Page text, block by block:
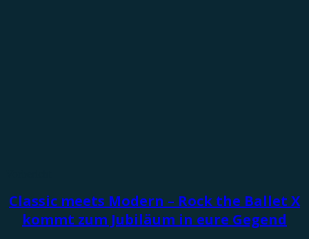
Classic meets Modern – Rock the Ballet X
kommt zum Jubiläum in eure Gegend